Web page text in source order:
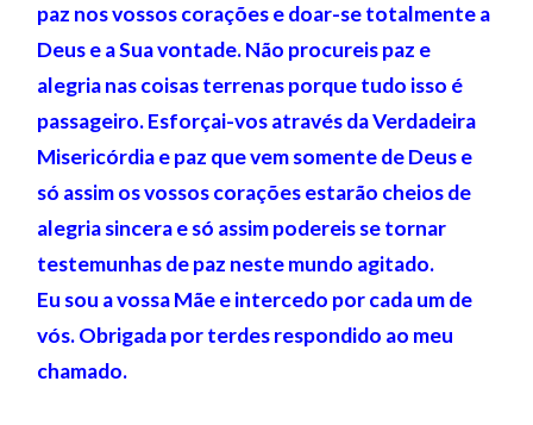
paz nos vossos corações e doar-se totalmente a
Deus e a Sua vontade. Não procureis paz e
alegria nas coisas terrenas porque tudo isso é
passageiro. Esforçai-vos através da Verdadeira
Misericórdia e paz que vem somente de Deus e
só assim os vossos corações estarão cheios de
alegria sincera e só assim podereis se tornar
testemunhas de paz neste mundo agitado.
Eu sou a vossa Mãe e intercedo por cada um de
vós. Obrigada por terdes respondido ao meu
chamado.